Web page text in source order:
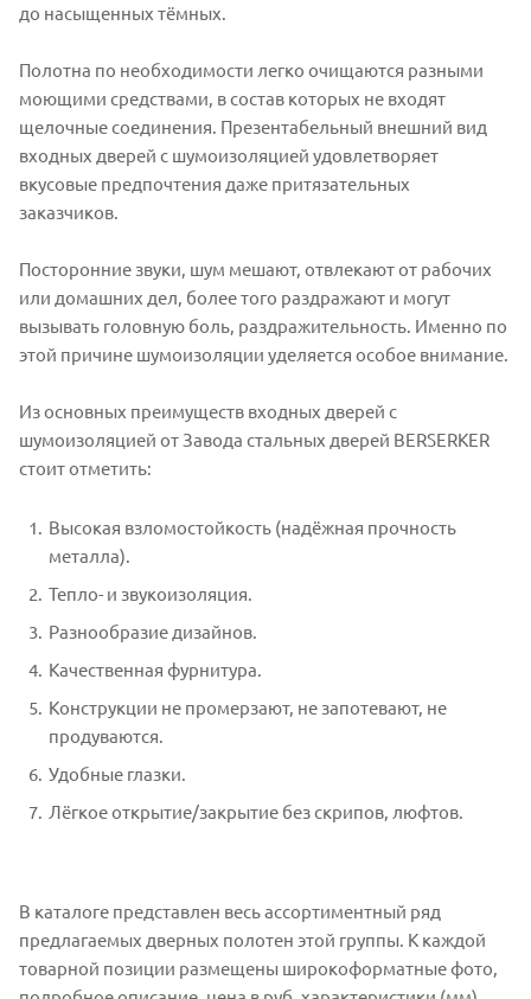
до насыщенных тёмных.
Полотна по необходимости легко очищаются разными
моющими средствами, в состав которых не входят
щелочные соединения. Презентабельный внешний вид
входных дверей с шумоизоляцией удовлетворяет
вкусовые предпочтения даже притязательных
заказчиков.
Посторонние звуки, шум мешают, отвлекают от рабочих
или домашних дел, более того раздражают и могут
вызывать головную боль, раздражительность. Именно по
этой причине шумоизоляции уделяется особое внимание.
Из основных преимуществ входных дверей с
шумоизоляцией от Завода стальных дверей BERSERKER
стоит отметить:
Высокая взломостойкость (надёжная прочность
металла).
Тепло- и звукоизоляция.
Разнообразие дизайнов.
Качественная фурнитура.
Конструкции не промерзают, не запотевают, не
продуваются.
Удобные глазки.
Лёгкое открытие/закрытие без скрипов, люфтов.
В каталоге представлен весь ассортиментный ряд
предлагаемых дверных полотен этой группы. К каждой
товарной позиции размещены широкоформатные фото,